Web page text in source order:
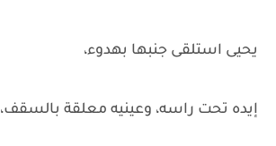
يحيى استلقى جنبها بهدوء،
إيده تحت راسه، وعينيه معلقة بالسقف،